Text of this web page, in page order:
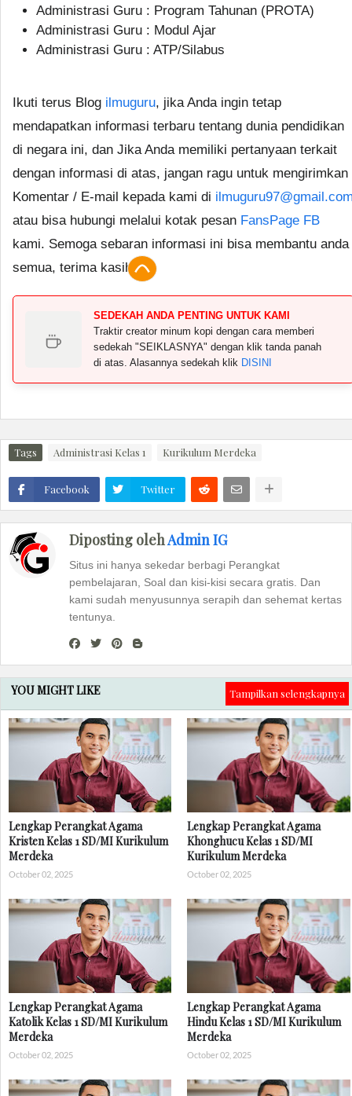
Administrasi Guru : Program Tahunan (PROTA)
Administrasi Guru : Modul Ajar
Administrasi Guru : ATP/Silabus
Ikuti terus Blog ilmuguru, jika Anda ingin tetap
mendapatkan informasi terbaru tentang dunia pendidikan
di negara ini, dan Jika Anda memiliki pertanyaan terkait
dengan informasi di atas, jangan ragu untuk mengirimkan
Komentar / E-mail kepada kami di
atau bisa hubungi melalui kotak pesan FansPage FB
kami. Semoga sebaran informasi ini bisa membantu anda
semua, terima kasih.
SEDEKAH ANDA PENTING UNTUK KAMI
Traktir creator minum kopi dengan cara memberi
sedekah "SEIKLASNYA" dengan klik tanda panah
di atas. Alasannya sedekah klik DISINI
Tags Administrasi Kelas 1 Kurikulum Merdeka
Facebook Twitter
Diposting olehAdmin IG
Situs ini hanya sekedar berbagi Perangkat
pembelajaran, Soal dan kisi-kisi secara gratis. Dan
kami sudah menyusunnya serapih dan sehemat kertas
tentunya.
YOU MIGHT LIKE Tampilkan selengkapnya
Lengkap Perangkat Agama
Kristen Kelas 1 SD/MI Kurikulum
Merdeka
October 02, 2025
Lengkap Perangkat Agama
Khonghucu Kelas 1 SD/MI
Kurikulum Merdeka
October 02, 2025
Lengkap Perangkat Agama
Katolik Kelas 1 SD/MI Kurikulum
Merdeka
October 02, 2025
Lengkap Perangkat Agama
Hindu Kelas 1 SD/MI Kurikulum
Merdeka
October 02, 2025